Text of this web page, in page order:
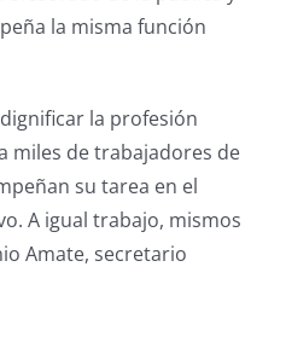
la misma función
la profesión
miles de trabajadores de
su tarea en el
A igual trabajo, mismos
Amate, secretario